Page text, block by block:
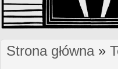
Jesteś tutaj
Strona główna»